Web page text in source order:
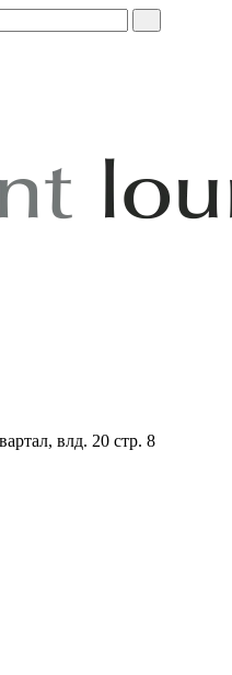
влд. 20 стр. 8